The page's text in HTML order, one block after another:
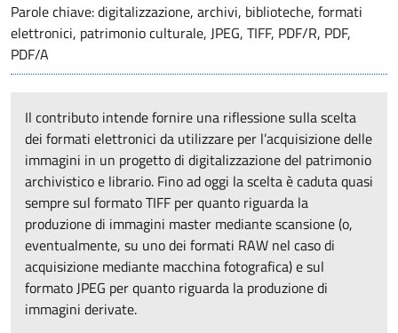
Parole chiave: digitalizzazione, archivi, biblioteche, formati
elettronici, patrimonio culturale, JPEG, TIFF, PDF/R, PDF,
PDF/A
Il contributo intende fornire una riflessione sulla scelta
dei formati elettronici da utilizzare per l’acquisizione delle
immagini in un progetto di digitalizzazione del patrimonio
archivistico e librario. Fino ad oggi la scelta è caduta quasi
sempre sul formato TIFF per quanto riguarda la
produzione di immagini master mediante scansione (o,
eventualmente, su uno dei formati RAW nel caso di
acquisizione mediante macchina fotografica) e sul
formato JPEG per quanto riguarda la produzione di
immagini derivate.